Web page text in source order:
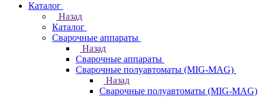
Каталог
Назад
Каталог
Сварочные аппараты
Назад
Сварочные аппараты
Сварочные полуавтоматы (MIG-MAG)
Назад
Сварочные полуавтоматы (MIG-MAG)